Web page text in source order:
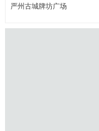
严州古城牌坊广场